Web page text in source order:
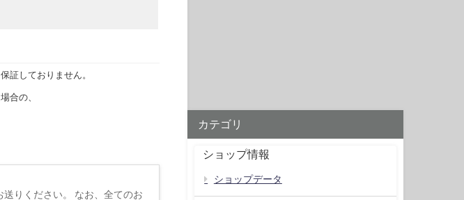
証しておりません。
合の、
りください。 なお、全てのお
カテゴリ
ショップ情報
ショップデータ